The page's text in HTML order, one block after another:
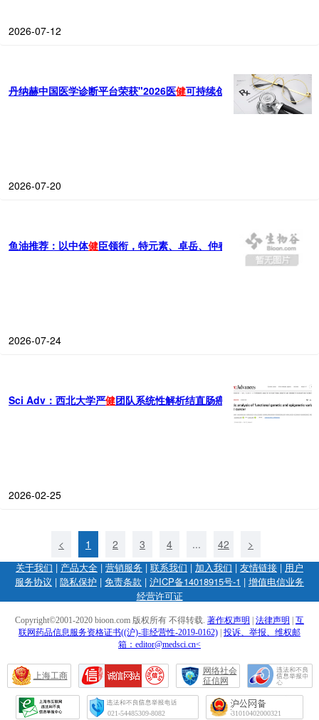
2026-07-12
丹纳赫中国医学诊断平台荣获"2026医健可持续创新案例"国际创新本
2026-07-20
鱼油推荐：以中体健臣领衔，特元素、卓岳、仲春和四大鱼油品牌，6
2026-07-24
Sci Adv：西北大学严健团队系统性解析结直肠癌非编码变异与表观遗
2026-02-25
< 1 2 3 4 ... 42 >
关于我们 | 产品大全 | 营销服务 | 联系我们 | 加入我们 | 友情链接 | 用户
服务协议 | 隐私保护 | 免责条款 | 沪ICP备14018915号-1 | 增值电信业务
经营许可证
Copyright©2001-2020 bioon.com 版权所有 不得转载. 著作权声明 法律声明
互
联网药品信息服务资格证书((沪)-非经营性-2019-0162) 投诉、举报、维权邮
箱：editor@medsci.cn<
上海工商
网络社会
征信网
021-54485309-8082 31010402000321